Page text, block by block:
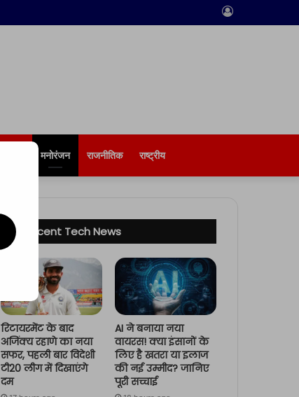
Log
मनोरंजन राजनीतिक राष्ट्रीय
Recent Tech News
रिटायरमेंट के बाद
अजिंक्य रहाणे का नया
सफर, पहली बार विदेशी
टी20 लीग में दिखाएंगे
दम
AI ने बनाया नया
वायरस! क्या इंसानों के
लिए है खतरा या इलाज
की नई उम्मीद? जानिए
पूरी सच्चाई